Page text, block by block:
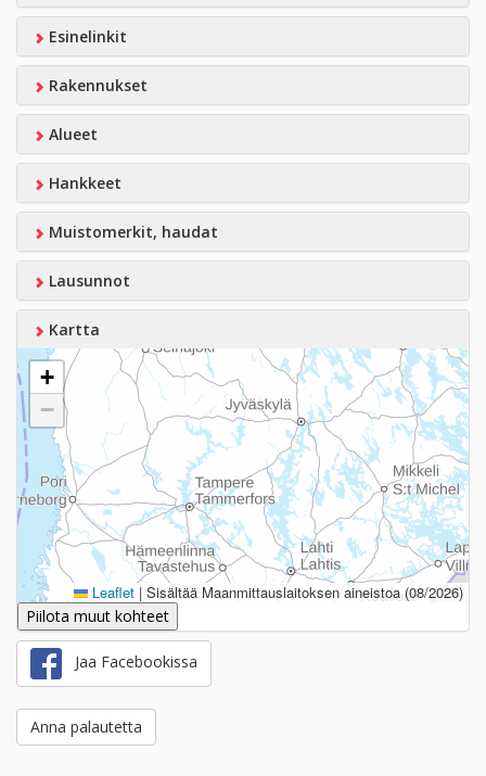
Esinelinkit
Rakennukset
Alueet
Hankkeet
Muistomerkit, haudat
Lausunnot
Kartta
+
−
Leaflet | Sisältää Maanmittauslaitoksen aineistoa (08/2026)
Piilota muut kohteet
Jaa Facebookissa
Anna palautetta